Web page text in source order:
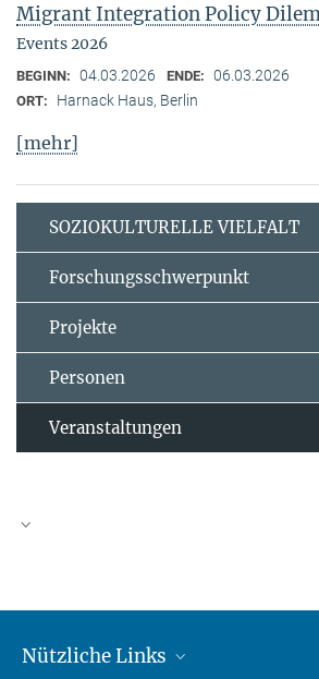
Migrant Integration Policy
Events 2026
BEGINN: 04.03.2026 ENDE: 06.03.2026
ORT: Harnack Haus, Berlin
[mehr]
SOZIOKULTURELLE VIELFALT
Forschungsschwerpunkt
Projekte
Personen
Veranstaltungen
Nützliche Links